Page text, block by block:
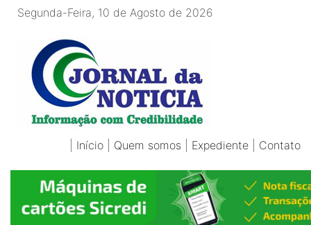
Segunda-Feira, 10 de Agosto de 2026
Início Quem somos Expediente Contato